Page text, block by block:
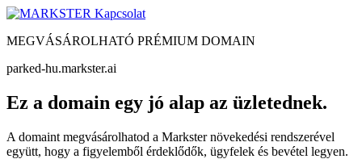
Kapcsolat
MEGVÁSÁROLHATÓ PRÉMIUM DOMAIN
parked-hu.markster.ai
Ez a domain egy jó alap az üzletednek.
A domaint megvásárolhatod a Markster növekedési rendszerével
együtt, hogy a figyelemből érdeklődők, ügyfelek és bevétel legyen.